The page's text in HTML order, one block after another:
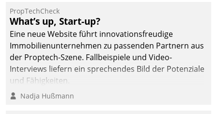
einsehen und ändern
oder
Schadensmeldungen
abgeben – rund um die
Uhr.
PropTechCheck
What’s up, Start-up?
Eine neue Website führt innovationsfreudige
Immobilienunternehmen zu passenden Partnern aus
der Proptech-Szene. Fallbeispiele und Video-
Interviews liefern ein sprechendes Bild der Potenziale
und Fähigkeiten.
Nadja Hußmann